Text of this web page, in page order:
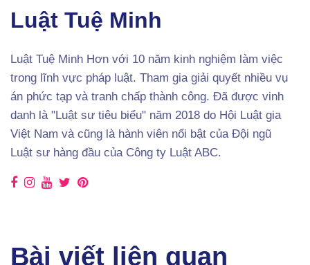
Luật Tuệ Minh
Luật Tuệ Minh Hơn với 10 năm kinh nghiệm làm việc
trong lĩnh vực pháp luật. Tham gia giải quyết nhiều vụ
án phức tạp và tranh chấp thành công. Đã được vinh
danh là "Luật sư tiêu biểu" năm 2018 do Hội Luật gia
Việt Nam và cũng là hành viên nổi bật của Đội ngũ
Luật sư hàng đầu của Công ty Luật ABC.
Bài viết liên quan